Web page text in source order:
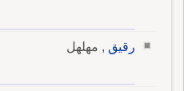
رقيق , مهلهل